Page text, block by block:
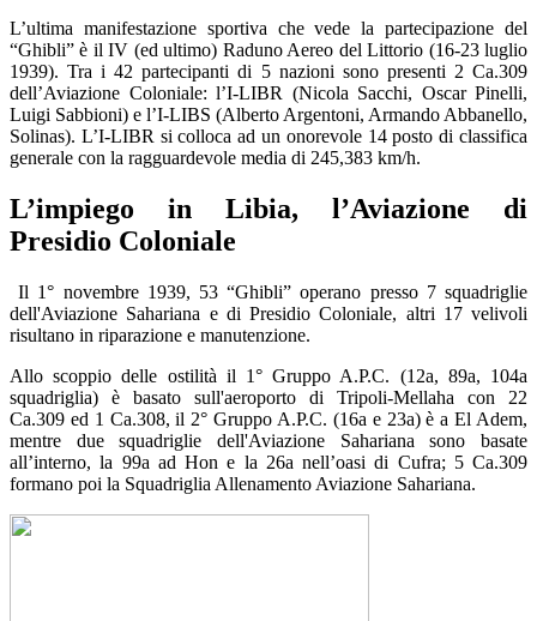
L’ultima manifestazione sportiva che vede la partecipazione del
“Ghibli” è il IV (ed ultimo) Raduno Aereo del Littorio (16-23 luglio
1939). Tra i 42 partecipanti di 5 nazioni sono presenti 2 Ca.309
dell’Aviazione Coloniale: l’I-LIBR (Nicola Sacchi, Oscar Pinelli,
Luigi Sabbioni) e l’I-LIBS (Alberto Argentoni, Armando Abbanello,
Solinas). L’I-LIBR si colloca ad un onorevole 14 posto di classifica
generale con la ragguardevole media di 245,383 km/h.
L’impiego in Libia, l’Aviazione di
Presidio Coloniale
Il 1° novembre 1939, 53 “Ghibli” operano presso 7 squadriglie
dell'Aviazione Sahariana e di Presidio Coloniale, altri 17 velivoli
risultano in riparazione e manutenzione.
Allo scoppio delle ostilità il 1° Gruppo A.P.C. (12a, 89a, 104a
squadriglia) è basato sull'aeroporto di Tripoli-Mellaha con 22
Ca.309 ed 1 Ca.308, il 2° Gruppo A.P.C. (16a e 23a) è a El Adem,
mentre due squadriglie dell'Aviazione Sahariana sono basate
all’interno, la 99a ad Hon e la 26a nell’oasi di Cufra; 5 Ca.309
formano poi la Squadriglia Allenamento Aviazione Sahariana.